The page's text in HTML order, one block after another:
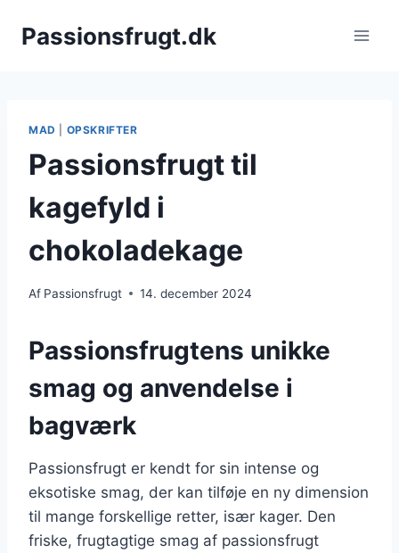
Passionsfrugt.dk
MAD OPSKRIFTER
Passionsfrugt til
kagefyld i
chokoladekage
Af Passionsfrugt 14. december 2024
Passionsfrugtens unikke
smag og anvendelse i
bagværk
Passionsfrugt er kendt for sin intense og
eksotiske smag, der kan tilføje en ny dimension
til mange forskellige retter, især kager. Den
friske, frugtagtige smag af passionsfrugt